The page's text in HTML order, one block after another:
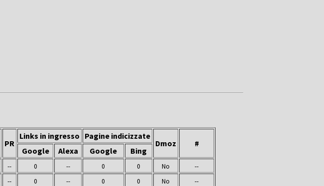
PR
Links in ingresso Pagine indicizzate
Dmoz #
Google Alexa Google Bing
-- 0 -- 0 0 No
--
-- 0 -- 0 0 No
--